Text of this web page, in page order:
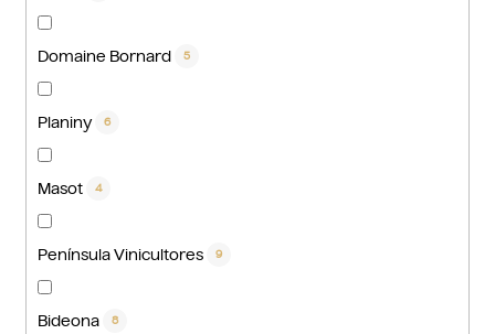
Domaine Bornard 5
Planiny 6
Masot 4
Península Vinicultores 9
Bideona 8